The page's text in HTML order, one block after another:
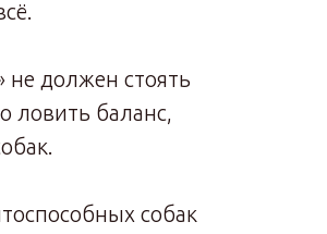
должен стоять
ловить баланс,
собак